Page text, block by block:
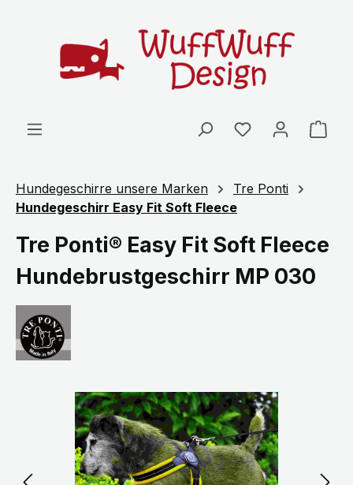
Hundegeschirre unsere Marken
Tre Ponti
Hundegeschirr Easy Fit Soft Fleece
Tre Ponti® Easy Fit Soft Fleece
Hundebrustgeschirr MP 030
Bildergalerie überspringen